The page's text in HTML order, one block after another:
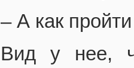
– А как
Вид у нее,